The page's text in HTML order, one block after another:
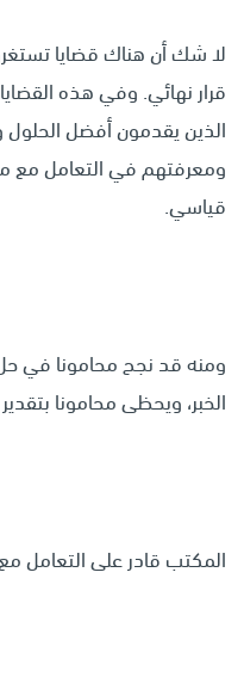
لا شك أن هناك قضايا
قرار نهائي. وفي هذه
الذين يقدمون أفضل الحلول
ومعرفتهم في التعامل مع
قياسي.
ومنه قد نجح محامونا في
الخبر، ويحظى محامونا
المكتب قادر على التعامل